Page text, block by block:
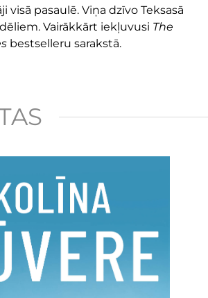
visā pasaulē. Viņa dzīvo Teksasā
Vairākkārt iekļuvusi The
bestselleru sarakstā.